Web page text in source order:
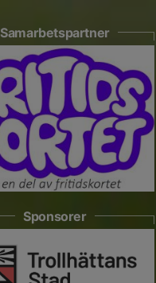
Samarbetspartner
Sponsorer